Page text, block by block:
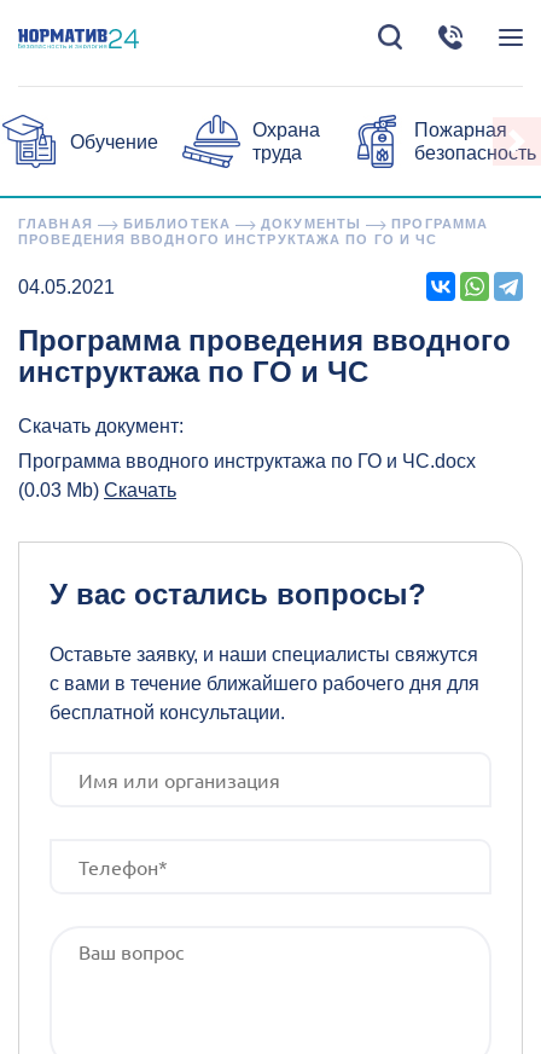
Обучение
Охрана
труда
Пожарная
безопасность
ГЛАВНАЯ БИБЛИОТЕКА ДОКУМЕНТЫ
ПРОГРАММА
ПРОВЕДЕНИЯ ВВОДНОГО ИНСТРУКТАЖА ПО ГО И ЧС
04.05.2021
Программа проведения вводного
инструктажа по ГО и ЧС
Скачать документ:
Программа вводного инструктажа по ГО и ЧС.docx
(0.03 Mb) Скачать
У вас остались вопросы?
Оставьте заявку, и наши специалисты свяжутся
с вами в течение ближайшего рабочего дня для
бесплатной консультации.